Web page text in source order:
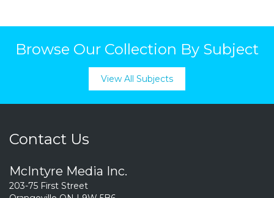
Browse Our Collection By Subject
View All Subjects
Contact Us
McIntyre Media Inc.
203-75 First Street